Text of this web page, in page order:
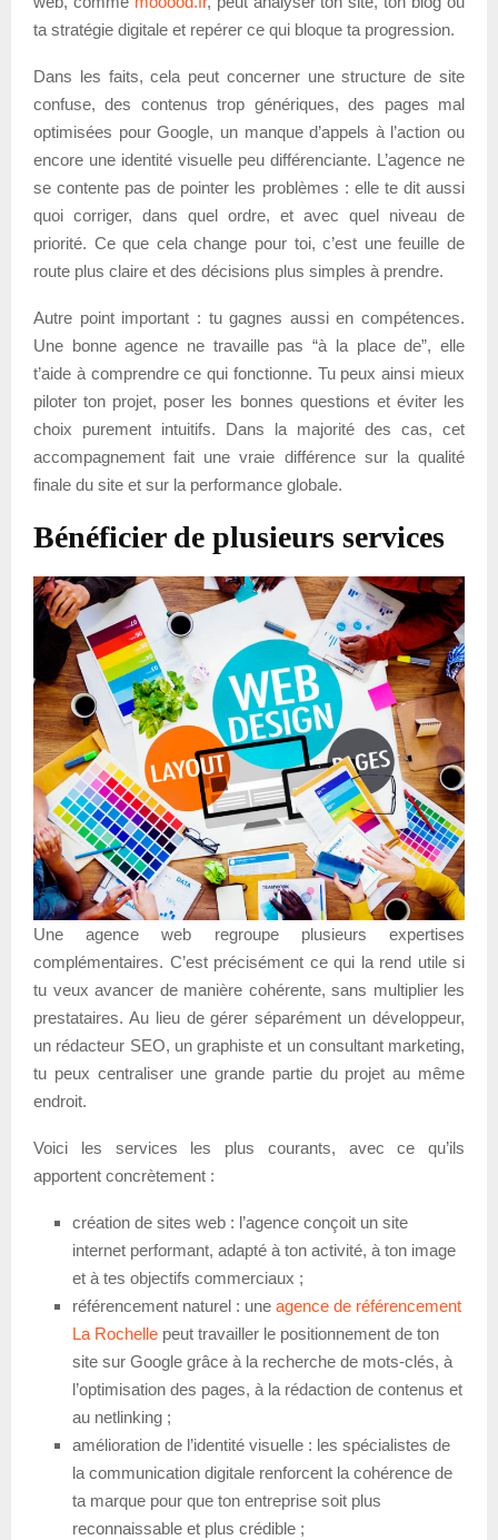
ta stratégie digitale et repérer ce qui bloque ta progression.
Dans les faits, cela peut concerner une structure de site
confuse, des contenus trop génériques, des pages mal
optimisées pour Google, un manque d’appels à l’action ou
encore une identité visuelle peu différenciante. L’agence ne
se contente pas de pointer les problèmes : elle te dit aussi
quoi corriger, dans quel ordre, et avec quel niveau de
priorité. Ce que cela change pour toi, c’est une feuille de
route plus claire et des décisions plus simples à prendre.
Autre point important : tu gagnes aussi en compétences.
Une bonne agence ne travaille pas “à la place de”, elle
t’aide à comprendre ce qui fonctionne. Tu peux ainsi mieux
piloter ton projet, poser les bonnes questions et éviter les
choix purement intuitifs. Dans la majorité des cas, cet
accompagnement fait une vraie différence sur la qualité
finale du site et sur la performance globale.
Bénéficier de plusieurs services
Une agence web regroupe plusieurs expertises
complémentaires. C’est précisément ce qui la rend utile si
tu veux avancer de manière cohérente, sans multiplier les
prestataires. Au lieu de gérer séparément un développeur,
un rédacteur SEO, un graphiste et un consultant marketing,
tu peux centraliser une grande partie du projet au même
endroit.
Voici les services les plus courants, avec ce qu’ils
apportent concrètement :
création de sites web : l’agence conçoit un site
internet performant, adapté à ton activité, à ton image
et à tes objectifs commerciaux ;
référencement naturel : une agence de référencement
La Rochelle peut travailler le positionnement de ton
site sur Google grâce à la recherche de mots-clés, à
l’optimisation des pages, à la rédaction de contenus et
au netlinking ;
amélioration de l’identité visuelle : les spécialistes de
la communication digitale renforcent la cohérence de
ta marque pour que ton entreprise soit plus
reconnaissable et plus crédible ;